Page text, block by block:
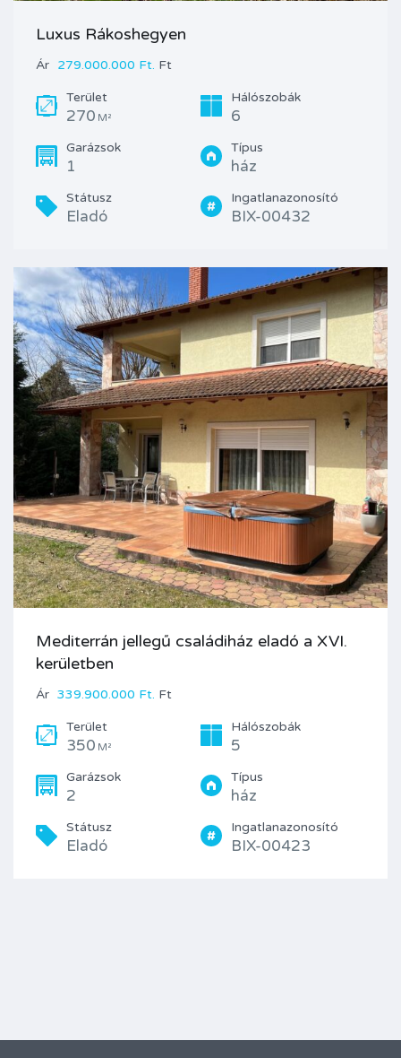
Luxus Rákoshegyen
Ár 279.000.000 Ft. Ft
Terület
270 M²
Hálószobák
6
Garázsok
1
Típus
ház
Státusz
Eladó
Ingatlanazonosító
BIX-00432
Mediterrán jellegű családiház eladó a XVI.
kerületben
Ár 339.900.000 Ft. Ft
Terület
350 M²
Hálószobák
5
Garázsok
2
Típus
ház
Státusz
Eladó
Ingatlanazonosító
BIX-00423